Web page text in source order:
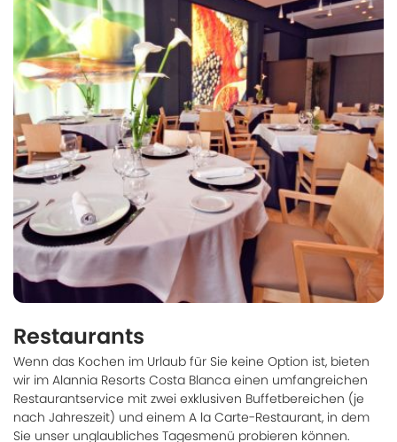
Restaurants
Wenn das Kochen im Urlaub für Sie keine Option ist, bieten
wir im Alannia Resorts Costa Blanca einen umfangreichen
Restaurantservice mit zwei exklusiven Buffetbereichen (je
nach Jahreszeit) und einem A la Carte-Restaurant, in dem
Sie unser unglaubliches Tagesmenü probieren können.